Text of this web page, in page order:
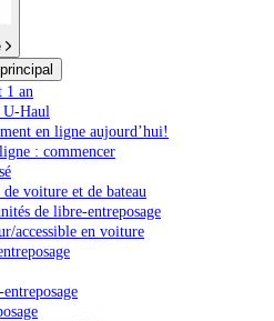
1 an
U-Haul
en ligne aujourd’hui!
: commencer
voiture et de bateau
de libre-entreposage
accessible en voiture